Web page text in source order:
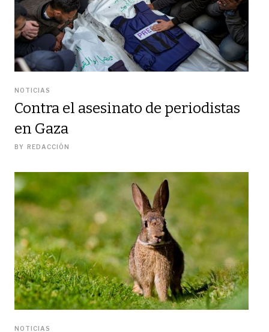
NOTICIAS
Contra el asesinato de periodistas
en Gaza
BY REDACCIÓN
NOTICIAS